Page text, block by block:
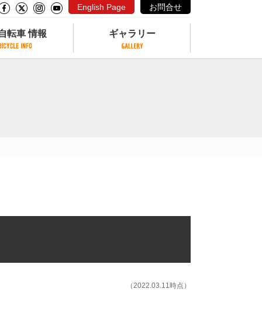
English Page お問合せ
転車 情報 ギャラリー
（2022.03.11時点）